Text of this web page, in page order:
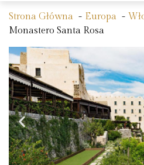
Strona Główna Europa
Monastero Santa Rosa